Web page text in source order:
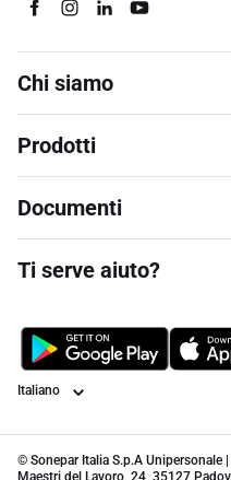
Chi siamo
Prodotti
Documenti
Ti serve aiuto?
Lingua
© Sonepar Italia S.p.A Unipersonale
Maestri del Lavoro, 24, 35127